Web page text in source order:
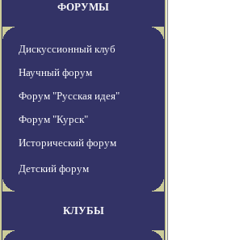
ФОРУМЫ
Дискуссионный клуб
Научный форум
Форум "Русская идея"
Форум "Курск"
Исторический форум
Детский форум
КЛУБЫ